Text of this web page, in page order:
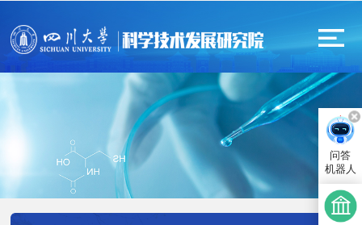
问答
机器人